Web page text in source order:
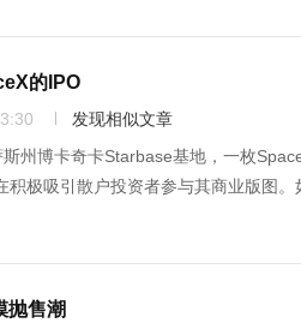
的IPO
发现相似文章
州博卡奇卡Starbase基地，一枚
积极吸引散户投资者参与其商业版图
抛售潮